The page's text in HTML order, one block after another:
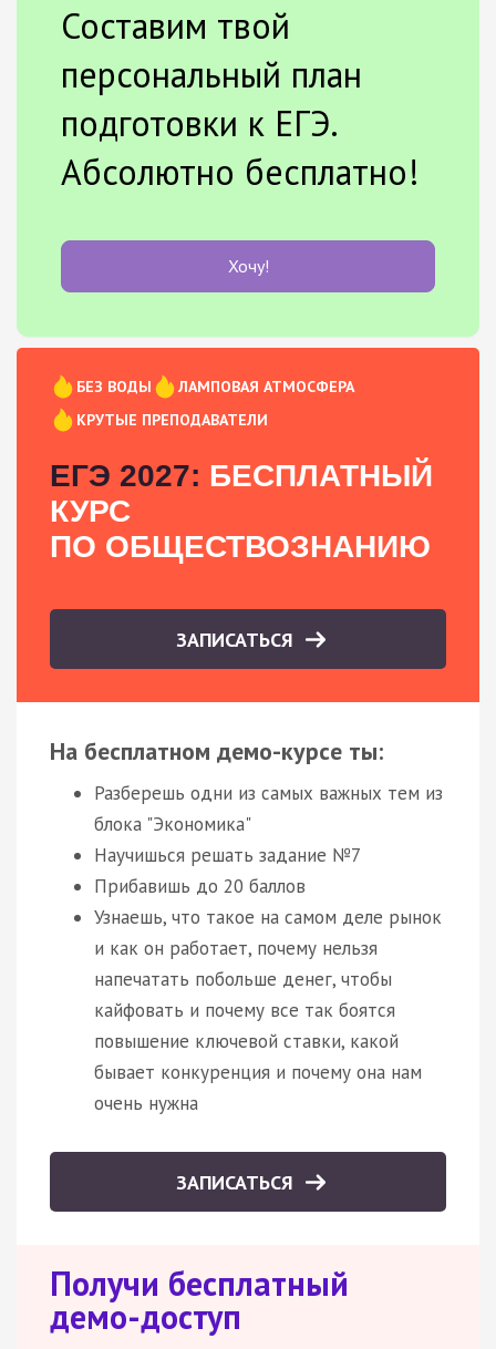
Составим твой
персональный план
подготовки к ЕГЭ.
Абсолютно бесплатно!
Хочу!
БЕЗ ВОДЫ
ЛАМПОВАЯ АТМОСФЕРА
КРУТЫЕ ПРЕПОДАВАТЕЛИ
ЕГЭ 2027: БЕСПЛАТНЫЙ
КУРС
ПО ОБЩЕСТВОЗНАНИЮ
ЗАПИСАТЬСЯ
На бесплатном демо-курсе ты:
Разберешь одни из самых важных тем из
блока "Экономика"
Научишься решать задание №7
Прибавишь до 20 баллов
Узнаешь, что такое на самом деле рынок
и как он работает, почему нельзя
напечатать побольше денег, чтобы
кайфовать и почему все так боятся
повышение ключевой ставки, какой
бывает конкуренция и почему она нам
очень нужна
ЗАПИСАТЬСЯ
Получи бесплатный
демо-доступ